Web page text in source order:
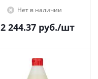
Нет в наличии
2 244.37 руб./шт